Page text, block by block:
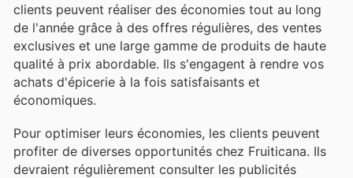
clients peuvent réaliser des économies tout au long
de l'année grâce à des offres régulières, des ventes
exclusives et une large gamme de produits de haute
qualité à prix abordable. Ils s'engagent à rendre vos
achats d'épicerie à la fois satisfaisants et
économiques.
Pour optimiser leurs économies, les clients peuvent
profiter de diverses opportunités chez Fruiticana. Ils
devraient régulièrement consulter les publicités